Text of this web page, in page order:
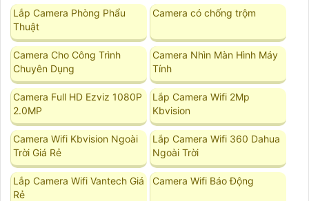
Lắp Camera Phòng Phẩu
Thuật
Camera có chống trộm
Camera Cho Công Trình
Chuyên Dụng
Camera Nhìn Màn Hình Máy
Tính
Camera Full HD Ezviz 1080P
2.0MP
Lắp Camera Wifi 2Mp
Kbvision
Camera Wifi Kbvision Ngoài
Trời Giá Rẻ
Lắp Camera Wifi 360 Dahua
Ngoài Trời
Lắp Camera Wifi Vantech Giá
Rẻ
Camera Wifi Báo Động